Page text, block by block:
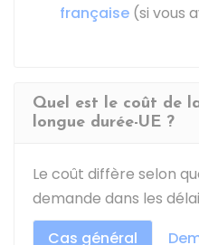
française (si vous
Quel est le coût de
longue durée-UE ?
Le coût diffère selon
demande dans les
Cas général